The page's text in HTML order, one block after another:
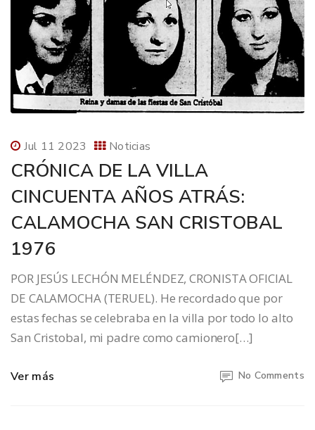
Jul 11 2023 Noticias
CRÓNICA DE LA VILLA
CINCUENTA AÑOS ATRÁS:
CALAMOCHA SAN CRISTOBAL
1976
POR JESÚS LECHÓN MELÉNDEZ, CRONISTA OFICIAL
DE CALAMOCHA (TERUEL). He recordado que por
estas fechas se celebraba en la villa por todo lo alto
San Cristobal, mi padre como camionero[…]
Ver más No Comments